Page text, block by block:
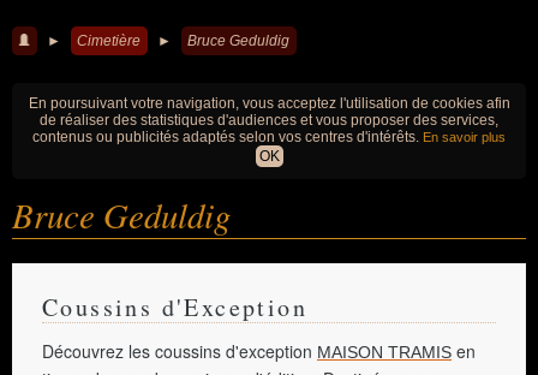
► Cimetière ► Bruce Geduldig
En poursuivant votre navigation, vous acceptez l'utilisation de cookies afin
de réaliser des statistiques d'audiences et vous proposer des services,
contenus ou publicités adaptés selon vos centres d'intérêts. En savoir plus
OK
Bruce Geduldig
Coussins d'Exception
Découvrez les coussins d'exception MAISON TRAMIS en